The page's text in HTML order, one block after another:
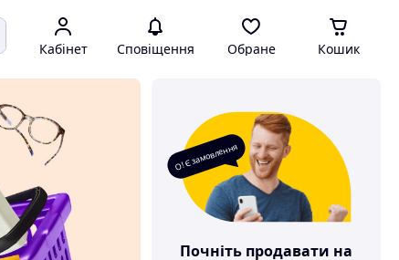
Кабінет Сповіщення Обране Кошик
О! Є замовлення
Почніть продавати на